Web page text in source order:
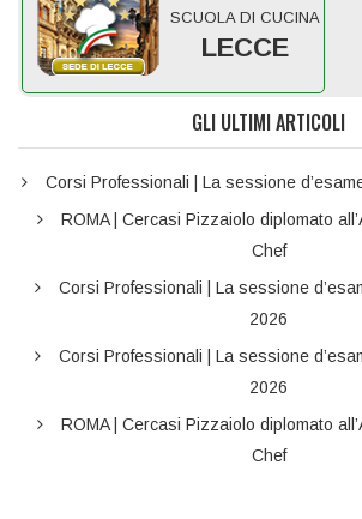
SCUOLA DI CUCINA
LECCE
GLI ULTIMI ARTICOLI
Corsi Professionali | La sessione
ROMA | Cercasi Pizzaiolo diplomato
Chef
Corsi Professionali | La sessione
2026
Corsi Professionali | La sessione
2026
ROMA | Cercasi Pizzaiolo diplomato
Chef